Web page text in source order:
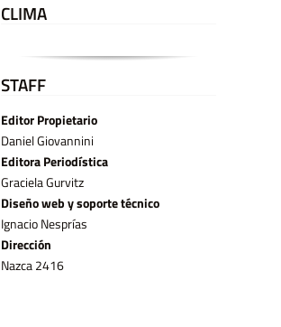
CLIMA
STAFF
Editor Propietario
Daniel Giovannini
Editora Periodística
Graciela Gurvitz
Diseño web y soporte técnico
Ignacio Nesprías
Dirección
Nazca 2416